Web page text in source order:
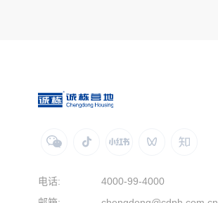
电话:
4000-99-4000